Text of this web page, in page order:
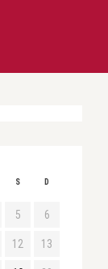
S D
5 6
12 13